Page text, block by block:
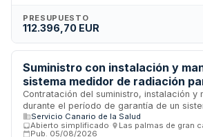
La tramitación se realiza a través de
electrónicas de contratación pública.
PRESUPUESTO
112.396,70 EUR
Suministro con instalación y
sistema medidor de radiación
Universitario de Gran Canaria
Contratación del suministro, instalación y
durante el período de garantía de un
radiación destinado a la Dirección
Universitario de Gran Canaria Dr. Negrín.
Servicio Canario de la Salud
Abierto simplificado
Las palmas de gran
Pub. 05/08/2026